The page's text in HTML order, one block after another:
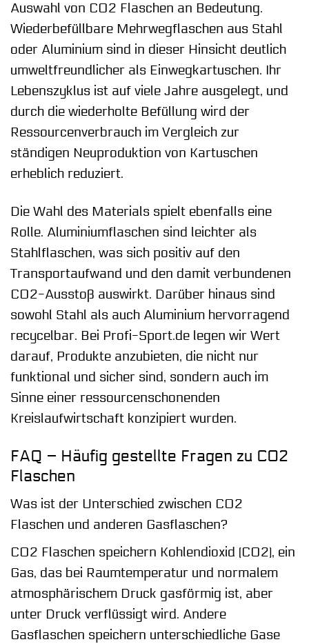
Auswahl von CO2 Flaschen an Bedeutung.
Wiederbefüllbare Mehrwegflaschen aus Stahl
oder Aluminium sind in dieser Hinsicht deutlich
umweltfreundlicher als Einwegkartuschen. Ihr
Lebenszyklus ist auf viele Jahre ausgelegt, und
durch die wiederholte Befüllung wird der
Ressourcenverbrauch im Vergleich zur
ständigen Neuproduktion von Kartuschen
erheblich reduziert.
Die Wahl des Materials spielt ebenfalls eine
Rolle. Aluminiumflaschen sind leichter als
Stahlflaschen, was sich positiv auf den
Transportaufwand und den damit verbundenen
CO2-Ausstoß auswirkt. Darüber hinaus sind
sowohl Stahl als auch Aluminium hervorragend
recycelbar. Bei Profi-Sport.de legen wir Wert
darauf, Produkte anzubieten, die nicht nur
funktional und sicher sind, sondern auch im
Sinne einer ressourcenschonenden
Kreislaufwirtschaft konzipiert wurden.
FAQ – Häufig gestellte Fragen zu CO2
Flaschen
Was ist der Unterschied zwischen CO2
Flaschen und anderen Gasflaschen?
CO2 Flaschen speichern Kohlendioxid (CO2), ein
Gas, das bei Raumtemperatur und normalem
atmosphärischem Druck gasförmig ist, aber
unter Druck verflüssigt wird. Andere
Gasflaschen speichern unterschiedliche Gase